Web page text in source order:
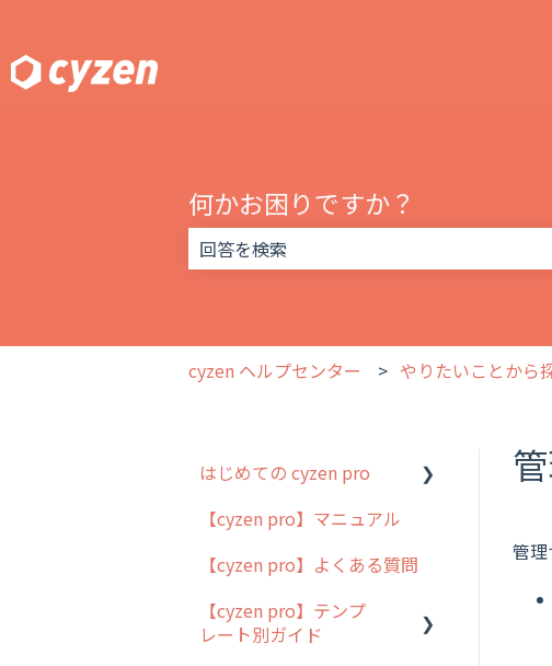
何かお困りですか？
cyzen ヘルプセンター やりたいことから
管理
はじめての cyzen pro
cyzen pro とは？
簡易マニュアル
cyzen proの位置情報取得
について
【cyzen pro】マニュアル
【cyzen pro】よくある質問
【cyzen pro】テンプ
レート別ガイド